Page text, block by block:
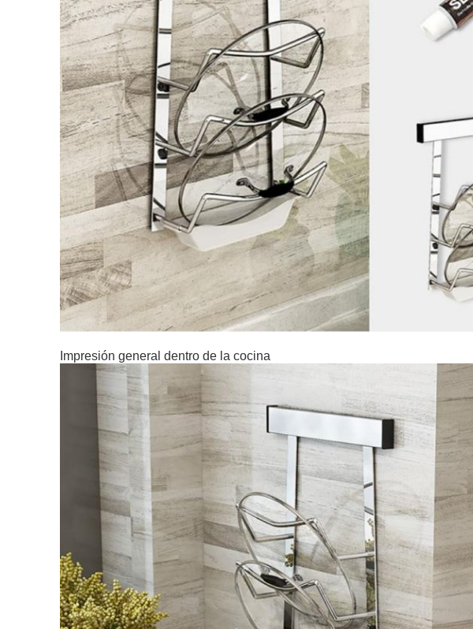
Impresión general dentro de la cocina